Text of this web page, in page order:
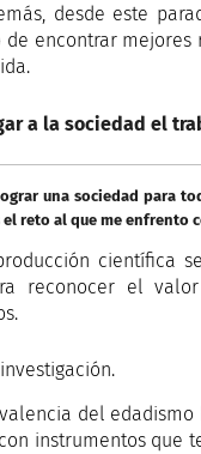
desde este
encontrar
a la sociedad el
una sociedad para
el reto al que me enfrento
científica
reconocer el
del
instrumentos que